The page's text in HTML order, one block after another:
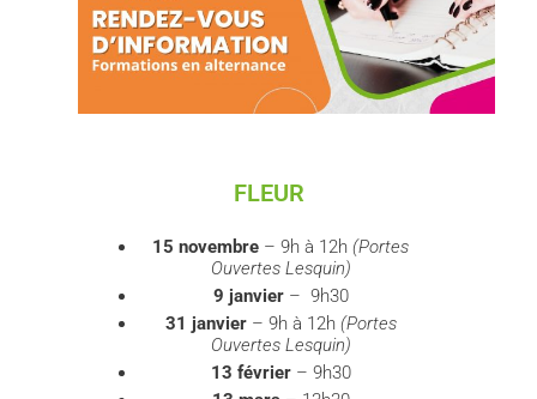
FLEUR
15 novembre – 9h à 12h (Portes
Ouvertes Lesquin)
9 janvier– 9h30
31 janvier– 9h à 12h (Portes
Ouvertes Lesquin)
13 février – 9h30